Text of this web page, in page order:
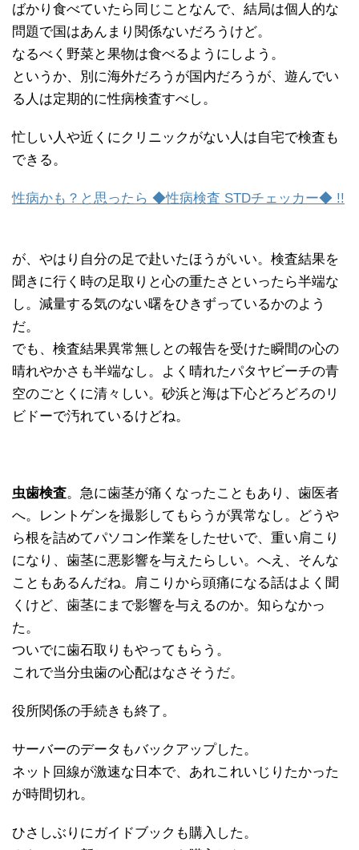
ばかり食べていたら同じことなんで、結局は個人的な
問題で国はあんまり関係ないだろうけど。
なるべく野菜と果物は食べるようにしよう。
というか、別に海外だろうが国内だろうが、遊んでい
る人は定期的に性病検査すべし。
忙しい人や近くにクリニックがない人は自宅で検査も
できる。
性病かも？と思ったら ◆性病検査 STDチェッカー◆ !!
が、やはり自分の足で赴いたほうがいい。検査結果を
聞きに行く時の足取りと心の重たさといったら半端な
し。減量する気のない曙をひきずっているかのよう
だ。
でも、検査結果異常無しとの報告を受けた瞬間の心の
晴れやかさも半端なし。よく晴れたパタヤビーチの青
空のごとくに清々しい。砂浜と海は下心どろどろのリ
ビドーで汚れているけどね。
虫歯検査。急に歯茎が痛くなったこともあり、歯医者
へ。レントゲンを撮影してもらうが異常なし。どうや
ら根を詰めてパソコン作業をしたせいで、重い肩こり
になり、歯茎に悪影響を与えたらしい。へえ、そんな
こともあるんだね。肩こりから頭痛になる話はよく聞
くけど、歯茎にまで影響を与えるのか。知らなかっ
た。
ついでに歯石取りもやってもらう。
これで当分虫歯の心配はなさそうだ。
役所関係の手続きも終了。
サーバーのデータもバックアップした。
ネット回線が激速な日本で、あれこれいじりたかった
が時間切れ。
ひさしぶりにガイドブックも購入した。